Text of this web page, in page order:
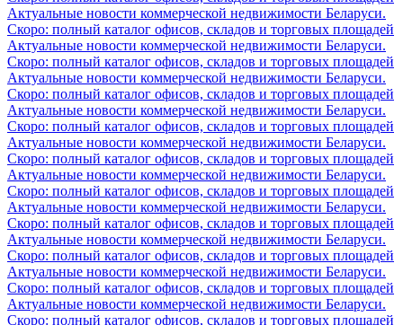
Актуальные новости коммерческой недвижимости Беларуси.
Скоро: полный каталог офисов, складов и торговых площадей
Актуальные новости коммерческой недвижимости Беларуси.
Скоро: полный каталог офисов, складов и торговых площадей
Актуальные новости коммерческой недвижимости Беларуси.
Скоро: полный каталог офисов, складов и торговых площадей
Актуальные новости коммерческой недвижимости Беларуси.
Скоро: полный каталог офисов, складов и торговых площадей
Актуальные новости коммерческой недвижимости Беларуси.
Скоро: полный каталог офисов, складов и торговых площадей
Актуальные новости коммерческой недвижимости Беларуси.
Скоро: полный каталог офисов, складов и торговых площадей
Актуальные новости коммерческой недвижимости Беларуси.
Скоро: полный каталог офисов, складов и торговых площадей
Актуальные новости коммерческой недвижимости Беларуси.
Скоро: полный каталог офисов, складов и торговых площадей
Актуальные новости коммерческой недвижимости Беларуси.
Скоро: полный каталог офисов, складов и торговых площадей
Актуальные новости коммерческой недвижимости Беларуси.
Скоро: полный каталог офисов, складов и торговых площадей